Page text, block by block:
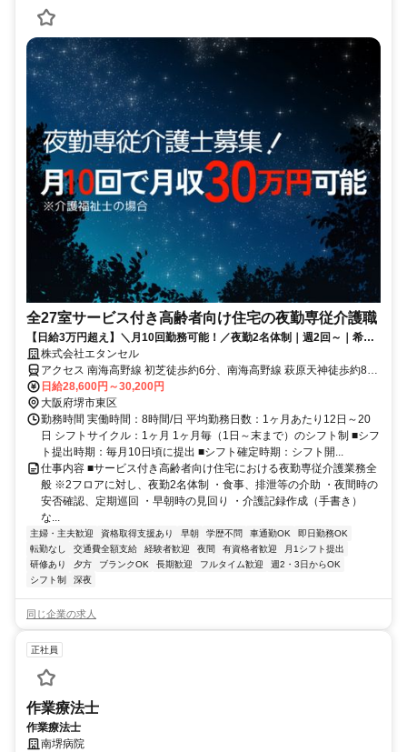
全27室サービス付き高齢者向け住宅の夜勤専従介護職
【日給3万円超え】＼月10回勤務可能！／夜勤2名体制｜週2回～｜希望
休相談OK｜車通勤可能｜少人数制で綺麗な施設♪
株式会社エタンセル
アクセス 南海高野線 初芝徒歩約6分、南海高野線 萩原天神徒歩約8
分、南海高野線 白鷺西出口徒歩約25分 【勤務地最寄駅】南海高野線
「初芝」駅より徒歩9分
日給28,600円～30,200円
大阪府堺市東区
勤務時間 実働時間：8時間/日 平均勤務日数：1ヶ月あたり12日～20
日 シフトサイクル：1ヶ月 1ヶ月毎（1日～末まで）のシフト制 ■シフ
ト提出時期：毎月10日頃に提出 ■シフト確定時期：シフト開...
仕事内容 ■サービス付き高齢者向け住宅における夜勤専従介護業務全
般 ※2フロアに対し、夜勤2名体制 ・食事、排泄等の介助 ・夜間時の
安否確認、定期巡回 ・早朝時の見回り ・介護記録作成（手書き）
な...
主婦・主夫歓迎 資格取得支援あり 早朝 学歴不問 車通勤OK
即日勤務OK
転勤なし
交通費全額支給 経験者歓迎 夜間 有資格者歓迎
月1シフト提出
研修あり
夕方 ブランクOK 長期歓迎 フルタイム歓迎
週2・3日からOK
シフト制
深夜
同じ企業の求人
正社員
作業療法士
作業療法士
南堺病院